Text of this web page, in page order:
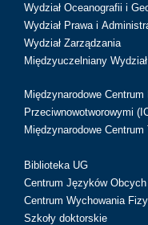
Wydział Oceanografii i
Wydział Prawa i
Wydział Zarządzania
Międzyuczelniany
Międzynarodowe
Przeciwnowotworowymi
Międzynarodowe
Biblioteka UG
Centrum Języków Obcych
Centrum Wychowania
Szkoły doktorskie